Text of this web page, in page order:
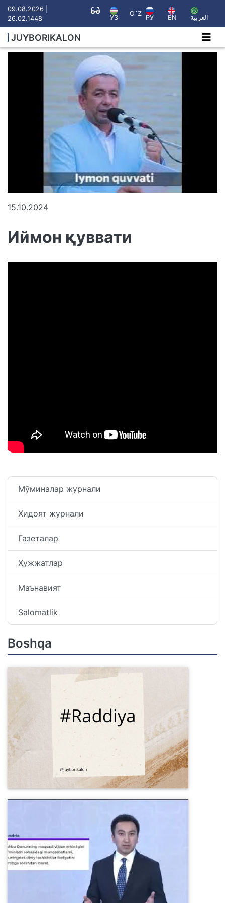
09.08.2026 |
26.02.1448
УЗ
O`Z
РУ EN العربية
JUYBORIKALON
15.10.2024
Иймон қуввати
Мўминалар журнали
Хидоят журнали
Газеталар
Ҳужжатлар
Маънавият
Salomatlik
Boshqa